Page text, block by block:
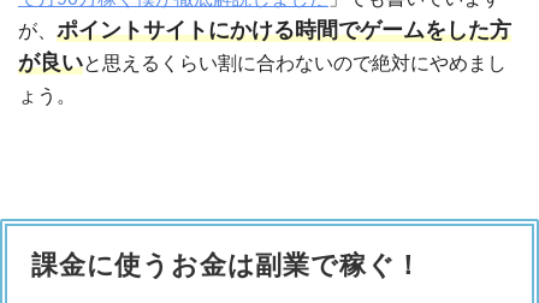
が、 ポイントサイトにかける時間でゲームをした方
が良いと思えるくらい割に合わないので絶対にやめまし
ょう。
課金に使うお金は副業で稼ぐ！